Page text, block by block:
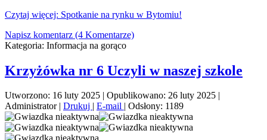
Czytaj więcej: Spotkanie na rynku w Bytomiu!
Napisz komentarz (4 Komentarze)
Kategoria: Informacja na gorąco
Krzyżówka nr 6 Uczyli w naszej szkole
Utworzono: 16 luty 2025 | Opublikowano: 26 luty 2025 |
Administrator| Drukuj | E-mail | Odsłony: 1189